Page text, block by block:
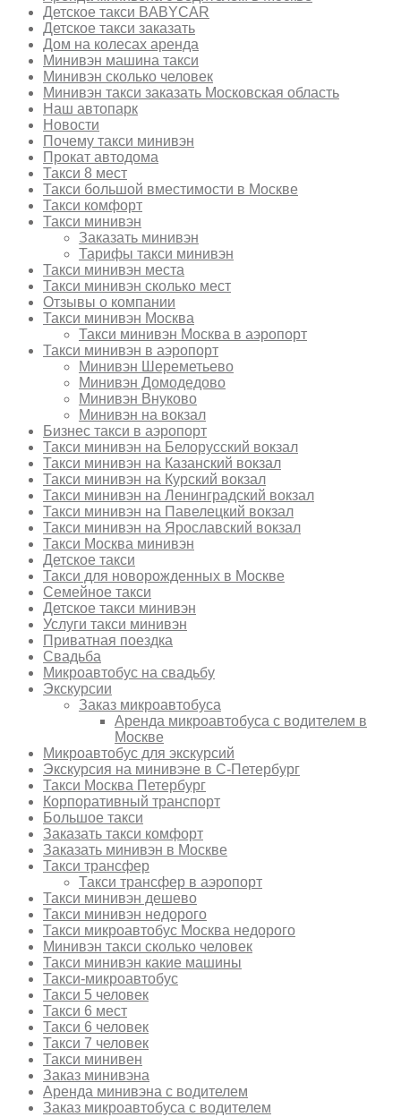
Детское такси BABYCAR
Детское такси заказать
Дом на колесах аренда
Минивэн машина такси
Минивэн сколько человек
Минивэн такси заказать Московская область
Наш автопарк
Новости
Почему такси минивэн
Прокат автодома
Такси 8 мест
Такси большой вместимости в Москве
Такси комфорт
Такси минивэн
Заказать минивэн
Тарифы такси минивэн
Такси минивэн места
Такси минивэн сколько мест
Отзывы о компании
Такси минивэн Москва
Такси минивэн Москва в аэропорт
Такси минивэн в аэропорт
Минивэн Шереметьево
Минивэн Домодедово
Минивэн Внуково
Минивэн на вокзал
Бизнес такси в аэропорт
Такси минивэн на Белорусский вокзал
Такси минивэн на Казанский вокзал
Такси минивэн на Курский вокзал
Такси минивэн на Ленинградский вокзал
Такси минивэн на Павелецкий вокзал
Такси минивэн на Ярославский вокзал
Такси Москва минивэн
Детское такси
Такси для новорожденных в Москве
Семейное такси
Детское такси минивэн
Услуги такси минивэн
Приватная поездка
Свадьба
Микроавтобус на свадьбу
Экскурсии
Заказ микроавтобуса
Аренда микроавтобуса с водителем в
Москве
Микроавтобус для экскурсий
Экскурсия на минивэне в С-Петербург
Такси Москва Петербург
Корпоративный транспорт
Большое такси
Заказать такси комфорт
Заказать минивэн в Москве
Такси трансфер
Такси трансфер в аэропорт
Такси минивэн дешево
Такси минивэн недорого
Такси микроавтобус Москва недорого
Минивэн такси сколько человек
Такси минивэн какие машины
Такси-микроавтобус
Такси 5 человек
Такси 6 мест
Такси 6 человек
Такси 7 человек
Такси минивен
Заказ минивэна
Аренда минивэна с водителем
Заказ микроавтобуса с водителем